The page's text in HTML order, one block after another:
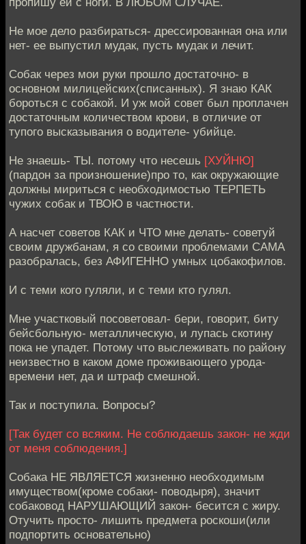
Не мое дело разбираться- дрессированная она или
нет- ее выпустил мудак, пусть мудак и лечит.
Собак через мои руки прошло достаточно- в
основном милицейских(списанных). Я знаю КАК
бороться с собакой. И уж мой совет был проплачен
достаточным количеством крови, в отличие от
тупого высказывания о водителе- убийце.
Не знаешь- ТЫ. потому что несешь [ХУЙНЮ]
(пардон за произношение)про то, как окружающие
должны мириться с необходимостью ТЕРПЕТЬ
чужих собак и ТВОЮ в частности.
А насчет советов КАК и ЧТО мне делать- советуй
своим дружбанам, я со своими проблемами САМА
разобралась, без АФИГЕННО умных цобакофилов.
И с теми кого гуляли, и с теми кто гулял.
Мне участковый посоветовал- бери, говорит, биту
бейсбольную- металлическую, и лупась скотину
пока не упадет. Потому что выслеживать по району
неизвестно в каком доме проживающего урода-
времени нет, да и штраф смешной.
Так и поступила. Вопросы?
[Так будет со всяким. Не соблюдаешь закон- не жди
от меня соблюдения.]
Собака НЕ ЯВЛЯЕТСЯ жизненно необходимым
имуществом(кроме собаки- поводыря), значит
собаковод НАРУШАЮЩИЙ закон- бесится с жиру.
Отучить просто- лишить предмета роскоши(или
подпортить основательно)